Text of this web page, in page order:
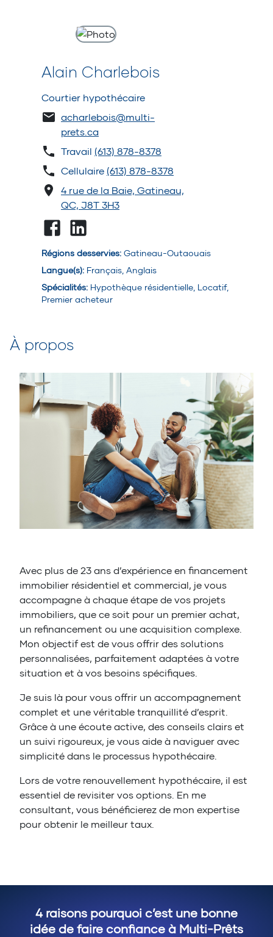
Alain Charlebois
Courtier hypothécaire
acharlebois@multi-
prets.ca
Travail (613) 878-8378
Cellulaire (613) 878-8378
4 rue de la Baie, Gatineau,
QC, J8T 3H3
Régions desservies: Gatineau-Outaouais
Langue(s): Français, Anglais
Spécialités: Hypothèque résidentielle, Locatif,
Premier acheteur
À propos
Avec plus de 23 ans d’expérience en financement
immobilier résidentiel et commercial, je vous
accompagne à chaque étape de vos projets
immobiliers, que ce soit pour un premier achat,
un refinancement ou une acquisition complexe.
Mon objectif est de vous offrir des solutions
personnalisées, parfaitement adaptées à votre
situation et à vos besoins spécifiques.
Je suis là pour vous offrir un accompagnement
complet et une véritable tranquillité d’esprit.
Grâce à une écoute active, des conseils clairs et
un suivi rigoureux, je vous aide à naviguer avec
simplicité dans le processus hypothécaire.
Lors de votre renouvellement hypothécaire, il est
essentiel de revisiter vos options. En me
consultant, vous bénéficierez de mon expertise
pour obtenir le meilleur taux.
4 raisons pourquoi c’est une bonne
idée de faire confiance à Multi-Prêts